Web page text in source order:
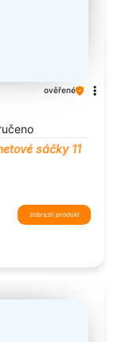
ověřené
sáčky 11
zobrazit produkt